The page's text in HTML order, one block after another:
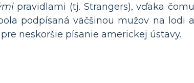
pravidlami (tj. Strangers), vďaka čomu
podpísaná väčšinou mužov na lodi a
neskoršie písanie americkej ústavy.